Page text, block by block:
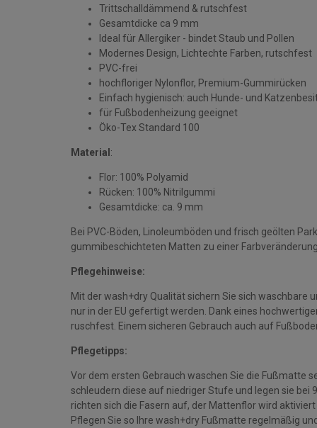
Trittschalldämmend & rutschfest
Gesamtdicke ca 9 mm
Ideal für Allergiker - bindet Staub und Pollen
Modernes Design, Lichtechte Farben, rutschfest
PVC-frei
hochfloriger Nylonflor, Premium-Gummirücken
Einfach hygienisch: auch Hunde- und
für Fußbodenheizung geeignet
Öko-Tex Standard 100
Material :
Flor: 100% Polyamid
Rücken: 100% Nitrilgummi
Gesamtdicke: ca. 9 mm
Bei PVC-Böden, Linoleumböden und frisch geölten
gummibeschichteten Matten zu einer
Pflegehinweise:
Mit der wash+dry Qualität sichern Sie sich waschbare
nur in der EU gefertigt werden. Dank eines
ruschfest. Einem sicheren Gebrauch auch auf
Pflegetipps:
Vor dem ersten Gebrauch waschen Sie die Fußmatte
schleudern diese auf niedriger Stufe und legen sie bei
richten sich die Fasern auf, der Mattenflor wird
Pflegen Sie so Ihre wash+dry Fußmatte regelmäßig